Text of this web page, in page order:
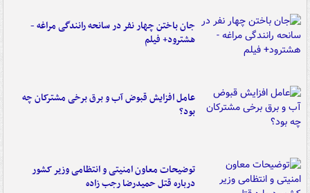
جان باختن چهار نفر در سانحه رانندگی مراغه -
هشترود+ فیلم
عامل افزایش قبوض آب و برق برخی مشترکان چه
بود؟
توضیحات معاون امنیتی و انتظامی وزیر کشور
درباره قتل حمیدرضا رجب زاده